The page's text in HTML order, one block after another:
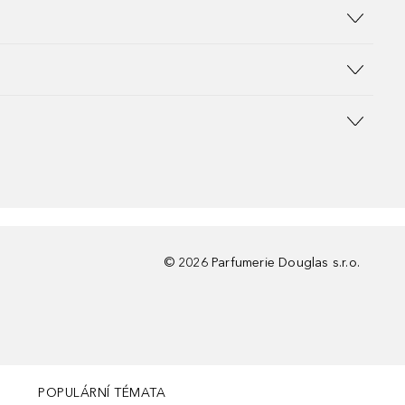
© 2026 Parfumerie Douglas s.r.o.
POPULÁRNÍ TÉMATA